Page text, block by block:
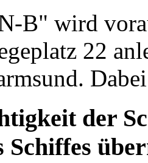
B" wird
22
der
Schiffes